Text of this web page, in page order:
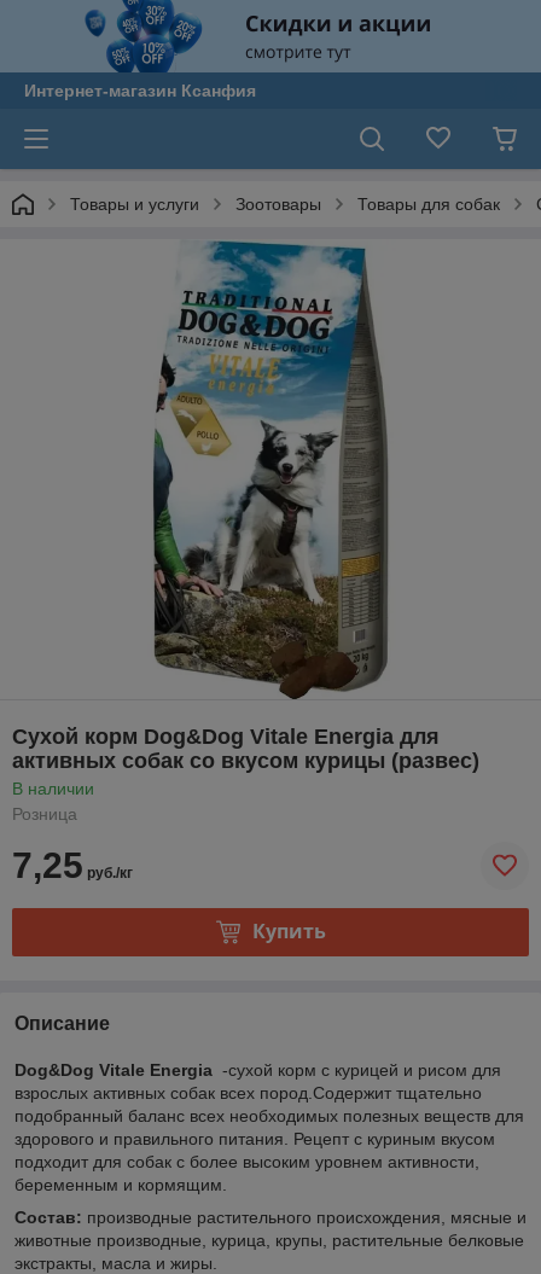
Интернет-магазин Ксанфия
Товары и услуги Зоотовары Товары для собак
Сухой корм Dog&Dog Vitale Energia для
активных собак со вкусом курицы (развес)
В наличии
Розница
7,25 руб./кг
Купить
Описание
Dog&Dog Vitale Energia -сухой корм с курицей и рисом для
взрослых активных собак всех пород.Содержит тщательно
подобранный баланс всех необходимых полезных веществ для
здорового и правильного питания. Рецепт с куриным вкусом
подходит для собак с более высоким уровнем активности,
беременным и кормящим.
Состав: производные растительного происхождения, мясные и
животные производные, курица, крупы, растительные белковые
экстракты, масла и жиры.